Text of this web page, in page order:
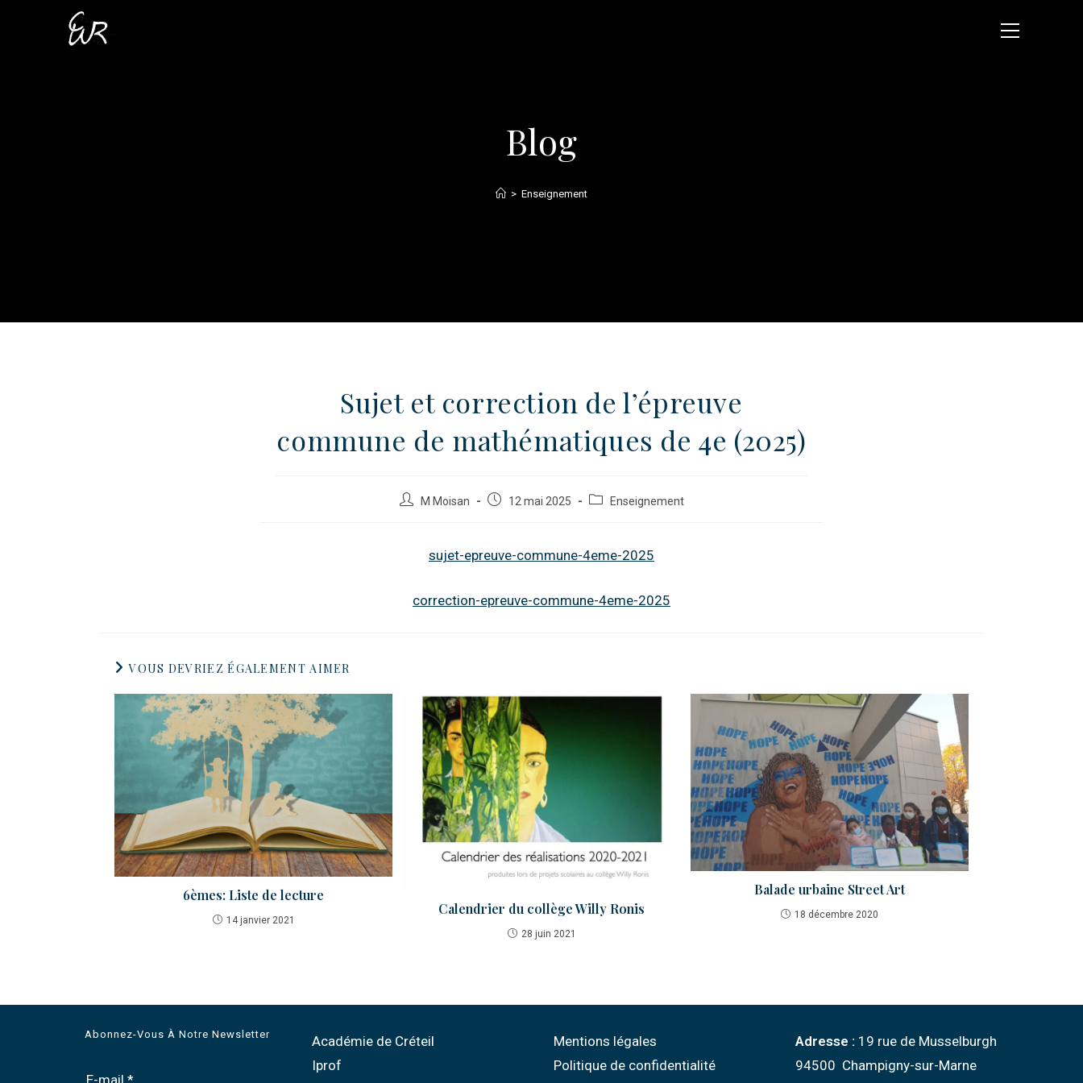
Blog
> Enseignement
Sujet et correction de l’épreuve
commune de mathématiques de 4e (2025)
M Moisan 12 mai 2025 Enseignement
sujet-epreuve-commune-4eme-2025
correction-epreuve-commune-4eme-2025
VOUS DEVRIEZ ÉGALEMENT AIMER
6èmes: Liste de lecture
14 janvier 2021
Calendrier du collège Willy Ronis
28 juin 2021
Balade urbaine Street Art
18 décembre 2020
Abonnez-Vous À Notre Newsletter
Académie de Créteil
Iprof
Mentions légales
Politique de confidentialité
Adresse : 19 rue de Musselburgh
94500 Champigny-sur-Marne